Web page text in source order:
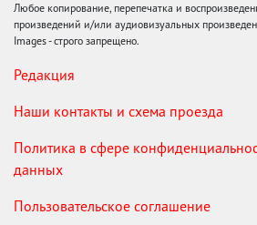
Любое копирование, перепечатка и
произведений и/или аудиовизуальных
Images - строго запрещено.
Редакция
Наши контакты и схема проезда
Политика в сфере
данных
Пользовательское соглашение